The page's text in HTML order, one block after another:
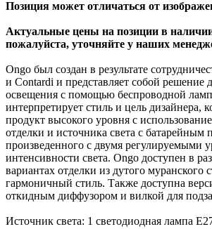
Позиция может отличаться от
Актуальные цены на позиции в
пожалуйста, уточняйте у наших
Ongo был создан в результате
и Contardi и представляет собой решение
освещения с помощью беспроводной
интерпретирует стиль и цель дизайнера,
продукт высокого уровня с
отделки и источника света с батарейным
произведенного с двумя регулируемыми
интенсивности света. Ongo доступен в
вариантах отделки из дутого муранского
гармоничный стиль. Также доступна
откидным диффузором и вилкой для
Источник света: 1 светодиодная лампа